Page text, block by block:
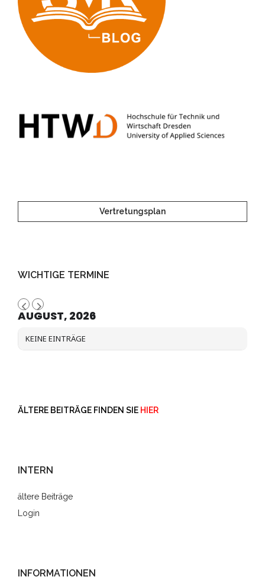
Vertretungsplan
WICHTIGE TERMINE
AUGUST, 2026
KEINE EINTRÄGE
ÄLTERE BEITRÄGE FINDEN SIE HIER
INTERN
ältere Beiträge
Login
INFORMATIONEN